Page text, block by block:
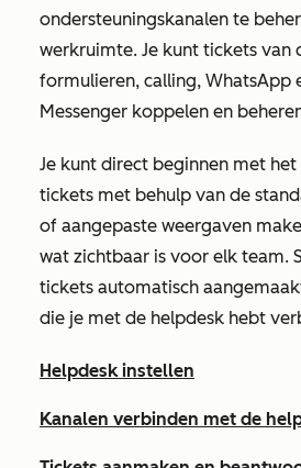
ondersteuningskanalen te
werkruimte. Je kunt tickets van
formulieren, calling, WhatsApp
Messenger koppelen en
Je kunt direct beginnen met het
tickets met behulp van de
of aangepaste weergaven
wat zichtbaar is voor elk team.
tickets automatisch
die je met de helpdesk hebt
Helpdesk instellen
Kanalen verbinden met de